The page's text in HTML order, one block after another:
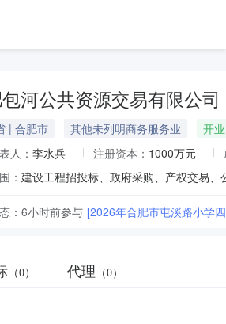
河公共资源交易有限公司
| 合肥市 其他未列明商务服务业
开业
人： 李水兵 注册资本： 1000万元
： 建设工程招投标、政府采购、产权交易
： 6小时前参与 [2026年合肥市屯溪路小学
（0） 代理 （0）